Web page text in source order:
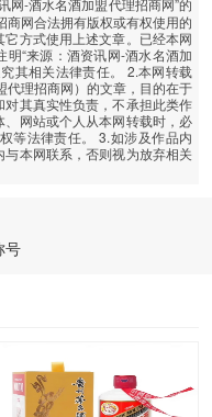
网-酒水名酒加盟代理招商网”的
商网合法拥有版权或有权使用的
方式使用上述文章。已经本网
“来源：酒资讯网-酒水名酒加
其相关法律责任。 2.本网转载
代理招商网）的文章，目的在于
其真实性负责，不承担此类作
网站或个人从本网转载时，必
等法律责任。 3.如涉及作品内
本网联系，否则视为放弃相关
号